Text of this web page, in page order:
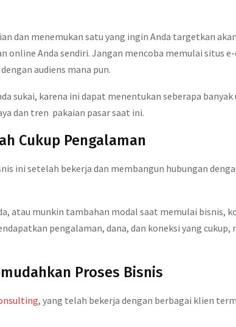
dan menemukan satu yang ingin Anda targetkan
online Anda sendiri. Jangan mencoba memulai situs
audiens mana pun.
sukai, karena ini dapat menentukan seberapa banyak
dan tren pakaian pasar saat ini.
Cukup Pengalaman
ini setelah bekerja dan membangun hubungan
atau munkin tambahan modal saat memulai bisnis,
pengalaman, dana, dan koneksi yang
Proses Bisnis
, yang telah bekerja dengan berbagai klien